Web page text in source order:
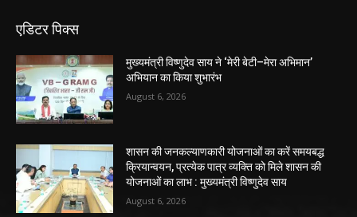
एडिटर पिक्स
मुख्यमंत्री विष्णुदेव साय ने ‘मेरी बेटी–मेरा अभिमान’
अभियान का किया शुभारंभ
August 6, 2026
शासन की जनकल्याणकारी योजनाओं का करें समयबद्ध
क्रियान्वयन, प्रत्येक पात्र व्यक्ति को मिले शासन की
योजनाओं का लाभ : मुख्यमंत्री विष्णुदेव साय
August 6, 2026